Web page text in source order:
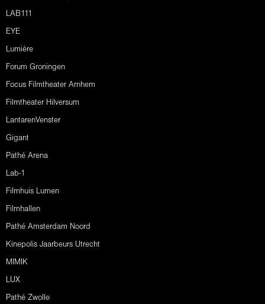
LAB111
EYE
Lumière
Forum Groningen
Focus Filmtheater Arnhem
Filmtheater Hilversum
LantarenVenster
Gigant
Pathé Arena
Lab-1
Filmhuis Lumen
Filmhallen
Pathé Amsterdam Noord
Kinepolis Jaarbeurs Utrecht
MIMIK
LUX
Pathé Zwolle